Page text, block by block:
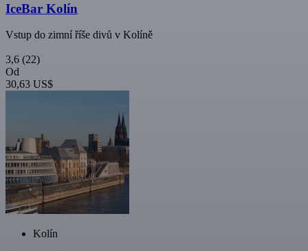
IceBar Kolín
Vstup do zimní říše divů v Kolíně
3,6 (22)
Od
30,63 US$
Kolín